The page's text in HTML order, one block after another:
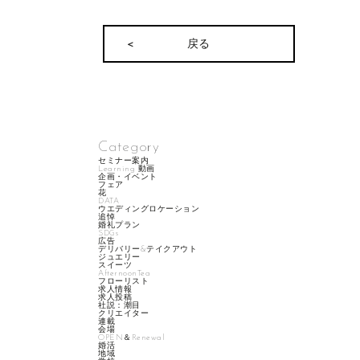
戻る
Category
セミナー案内
Learning 動画
企画・イベント
フェア
花
DATA
ウエディングロケーション
追悼
婚礼プラン
SDGs
広告
デリバリー&テイクアウト
ジュエリー
スイーツ
AfternoonTea
フローリスト
求人情報
求人投稿
社説：潮目
クリエイター
連載
会場
OPEN＆Renewal
婚活
地域